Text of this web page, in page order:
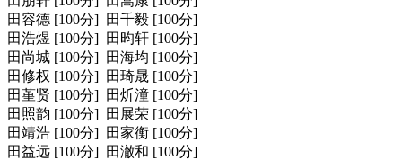
田容德 [100分] 田千毅 [100分]
田浩煜 [100分] 田昀轩 [100分]
田尚城 [100分] 田海均 [100分]
田修权 [100分] 田琦晟 [100分]
田堇贤 [100分] 田炘潼 [100分]
田照韵 [100分] 田展荣 [100分]
田靖浩 [100分] 田家衡 [100分]
田益远 [100分] 田澈和 [100分]